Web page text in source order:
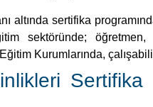
altında sertifika
sektöründe; öğretmen,
Kurumlarında,
Sertifika